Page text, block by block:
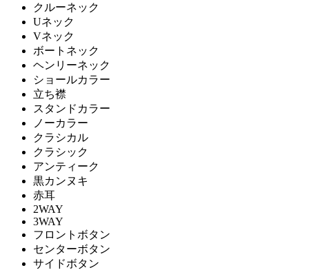
クルーネック
Uネック
Vネック
ボートネック
ヘンリーネック
ショールカラー
立ち襟
スタンドカラー
ノーカラー
クラシカル
クラシック
アンティーク
黒カンヌキ
赤耳
2WAY
3WAY
フロントボタン
センターボタン
サイドボタン